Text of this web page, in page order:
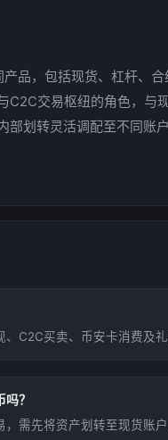
品，包括现货、杠杆、
C2C交易枢纽的角色，与
部划转灵活调配至不同账
C2C买卖、币安卡消费及
？
，需先将资产划转至现货账